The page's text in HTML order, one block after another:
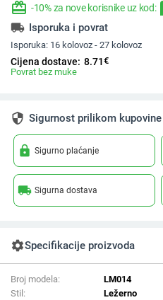
redeem -10% za nove korisnike uz kod:
local_shipping Isporuka i povrat
Isporuka: 16 kolovoz - 27 kolovoz
Cijena dostave: 8.71€
Povrat bez muke
security Sigurnost prilikom kupovine
lock Sigurno plaćanje
local_shipping Sigurna dostava
settingsSpecifikacije proizvoda
Broj modela:
LM014
Stil:
Ležerno